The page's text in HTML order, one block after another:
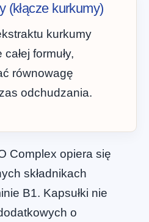
(kłącze kurkumy)
kurkumy
formuły,
równowagę
odchudzania.
Complex opiera się
składnikach
B1. Kapsułki nie
o